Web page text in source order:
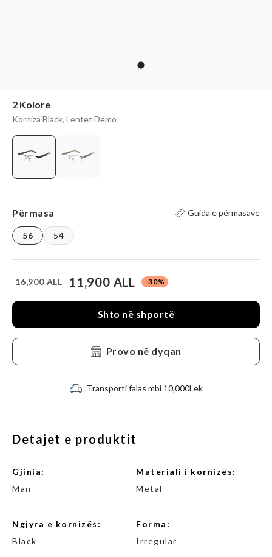
2 Kolore
Korniza Black, Lentet Demo
Përmasa Guida e përmasave
56 54
16,900 ALL 11,900 ALL -30%
Shto në shportë
Provo në dyqan
Transporti falas mbi 10,000Lek
Detajet e produktit
gjinia:
Man
Materiali i kornizës:
Metal
Ngjyra e kornizës:
Black
Forma:
Irregular